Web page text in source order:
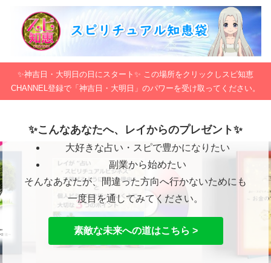
✨神吉日・大明日の日にスタート✨ この場所をクリックしスピ知恵
CHANNEL登録で「神吉日・大明日」のパワーを受け取ってください。
✨こんなあなたへ、レイからのプレゼント✨
大好きな占い・スピで豊かになりたい
副業から始めたい
そんなあなたが、間違った方向へ行かないためにも
一度目を通してみてください。
素敵な未来への道はこちら >